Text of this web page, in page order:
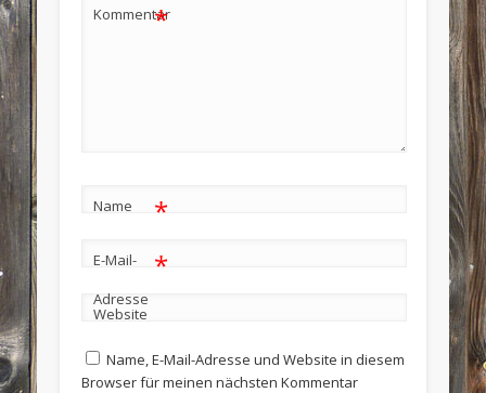
Kommentar
*
Name *
E-Mail-
Adresse
*
Website
Name, E-Mail-Adresse und Website in diesem
Browser für meinen nächsten Kommentar